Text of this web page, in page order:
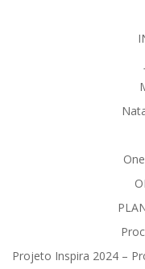
Projeto Inspira 2024 –